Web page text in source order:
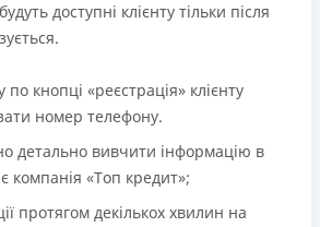
доступні клієнту тільки після
по кнопці «реєстрація» клієнту
номер телефону.
детально вивчити інформацію в
компанія «Tоп кредит»;
протягом декількох хвилин на